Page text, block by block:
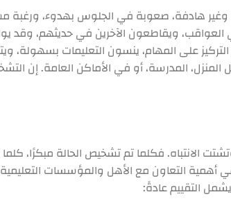
هادفة، صعوبة في الجلوس بهدوء، ورغبة
العواقب، ويقاطعون الآخرين في حديثهم،
على المهام، ينسون التعليمات بسهولة،
المدرسة، أو في الأماكن العامة. إن
الانتباه. فكلما تم تشخيص الحالة مبكرًا، كلما
التعاون مع الأهل والمؤسسات